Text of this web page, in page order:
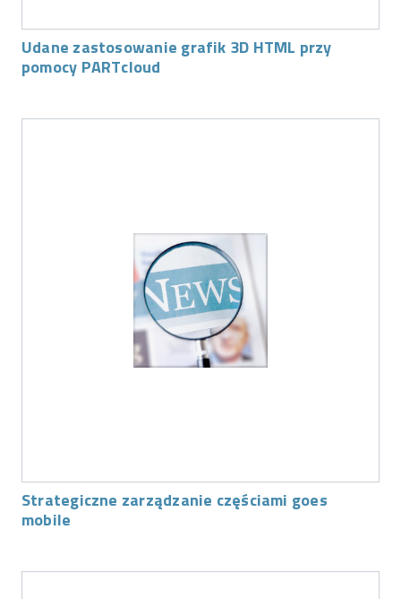
Udane zastosowanie grafik 3D HTML przy
pomocy PARTcloud
Strategiczne zarządzanie częściami goes
mobile